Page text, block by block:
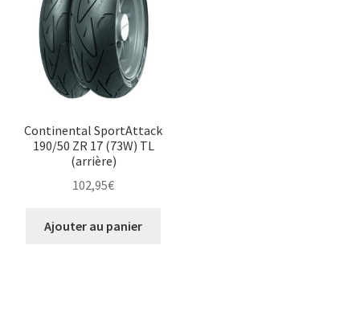
Continental SportAttack
190/50 ZR 17 (73W) TL
(arrière)
102,95€
Ajouter au panier